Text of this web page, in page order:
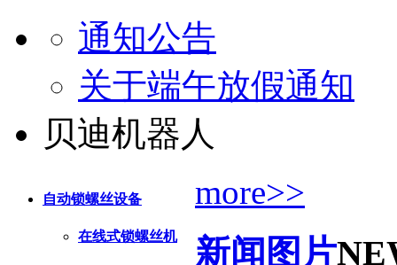
通知公告
关于端午放假通知
贝迪机器人
自动锁螺丝设备
在线式锁螺丝机
more>>
新闻图片